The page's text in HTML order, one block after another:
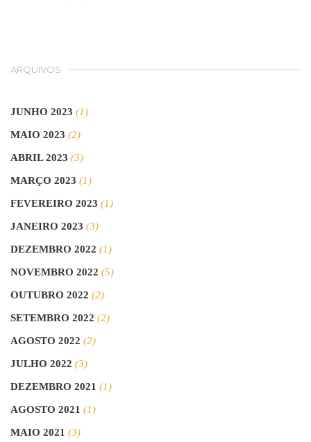
ARQUIVOS
JUNHO 2023 (1)
MAIO 2023 (2)
ABRIL 2023 (3)
MARÇO 2023 (1)
FEVEREIRO 2023 (1)
JANEIRO 2023 (3)
DEZEMBRO 2022 (1)
NOVEMBRO 2022 (5)
OUTUBRO 2022 (2)
SETEMBRO 2022 (2)
AGOSTO 2022 (2)
JULHO 2022 (3)
DEZEMBRO 2021 (1)
AGOSTO 2021 (1)
MAIO 2021 (3)